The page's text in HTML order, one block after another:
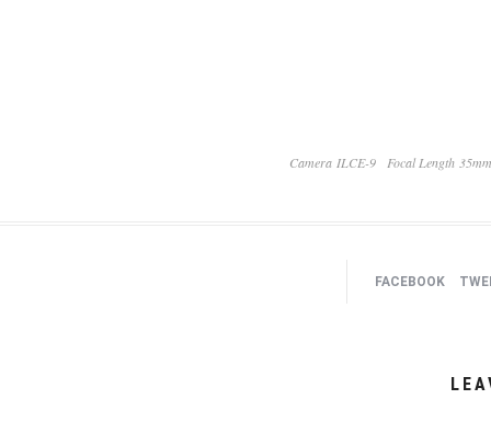
Camera ILCE-9 Focal Length 35mm
FACEBOOK